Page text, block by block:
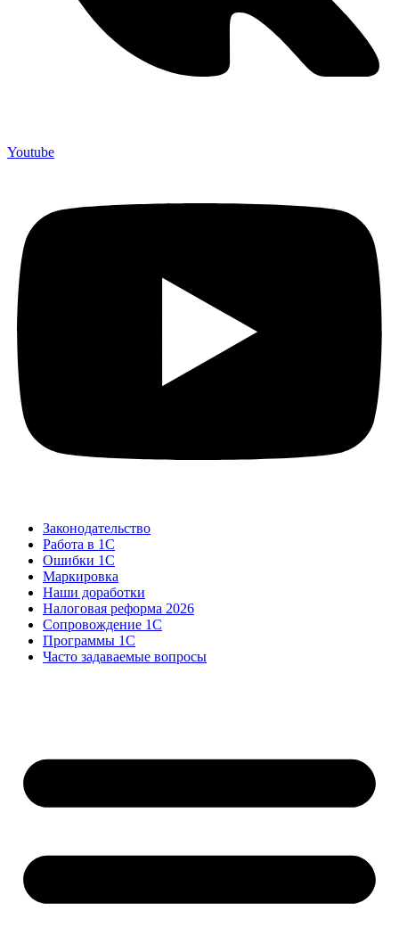
Youtube
Законодательство
Работа в 1С
Ошибки 1С
Маркировка
Наши доработки
Налоговая реформа 2026
Сопровождение 1С
Программы 1С
Часто задаваемые вопросы